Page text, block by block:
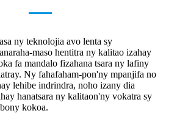
ny teknolojia avo lenta sy
maso hentitra ny kalitao izahay
fa mandalo fizahana tsara ny lafiny
Ny fahafaham-pon'ny mpanjifa no
lehibe indrindra, noho izany dia
hanatsara ny kalitaon'ny vokatra sy
kokoa.